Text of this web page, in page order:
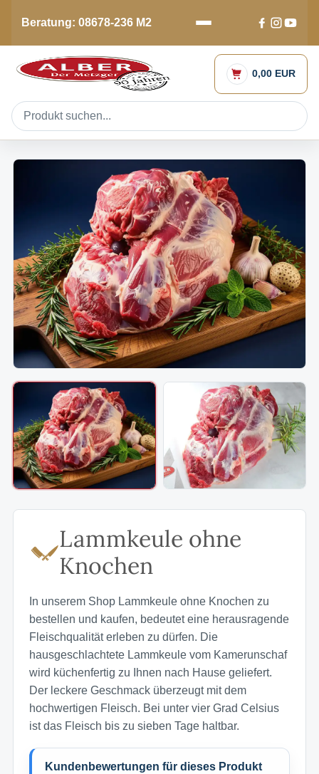
Beratung: 08678-236 M2
0,00 EUR
Lammkeule ohne
Knochen
In unserem Shop Lammkeule ohne Knochen zu
bestellen und kaufen, bedeutet eine herausragende
Fleischqualität erleben zu dürfen. Die
hausgeschlachtete Lammkeule vom Kamerunschaf
wird küchenfertig zu Ihnen nach Hause geliefert.
Der leckere Geschmack überzeugt mit dem
hochwertigen Fleisch. Bei unter vier Grad Celsius
ist das Fleisch bis zu sieben Tage haltbar.
Kundenbewertungen für dieses Produkt